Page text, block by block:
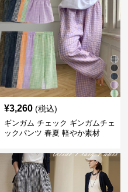
¥3,260 (税込)
ギンガム チェック ギンガムチェ
ックパンツ 春夏 軽やか素材